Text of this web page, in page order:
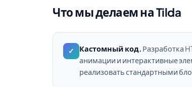
Что мы делаем на Tilda
✓ Кастомный код. Разработка
анимации и интерактивные
реализовать стандартными